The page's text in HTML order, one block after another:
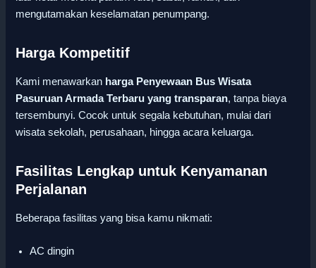
mengutamakan keselamatan penumpang.
Harga Kompetitif
Kami menawarkan harga Penyewaan Bus Wisata
Pasuruan Armada Terbaru yang transparan, tanpa biaya
tersembunyi. Cocok untuk segala kebutuhan, mulai dari
wisata sekolah, perusahaan, hingga acara keluarga.
Fasilitas Lengkap untuk Kenyamanan
Perjalanan
Beberapa fasilitas yang bisa kamu nikmati:
AC dingin